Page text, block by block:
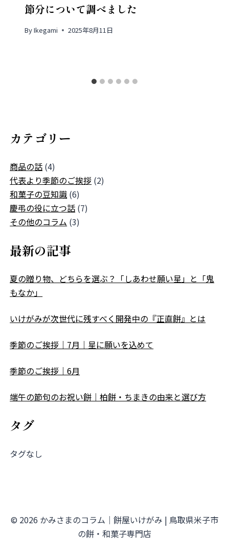
節分について調べました
ByIkegami 2025年8月11日
カテゴリー
商品の話 (4)
代表より季節のご挨拶 (2)
和菓子の豆知識 (6)
慶弔の役に立つ話 (7)
その他のコラム (3)
最新の記事
夏の贈り物、どちらを選ぶ？「しあわせ願い星」と「鬼
もなか」
いけがみが次世代に残すべく開発中の『正直餅』とは
季節のご挨拶｜7月｜星に願いを込めて
季節のご挨拶｜6月
端午の節句のお祝い餅｜柏餅・ちまきの由来と選び方
タグ
タグなし
© 2026 かみさまのコラム｜餅屋いけがみ | 鳥取県米子市
の餅・和菓子専門店